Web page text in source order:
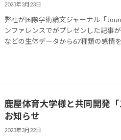
2023年3月23日
弊社が国際学術論文ジャーナル「
ンファレンスでがプレゼンした記事
などの生体データから67種類の感
鹿屋体育大学様と共同開発
お知らせ
2023年3月22日